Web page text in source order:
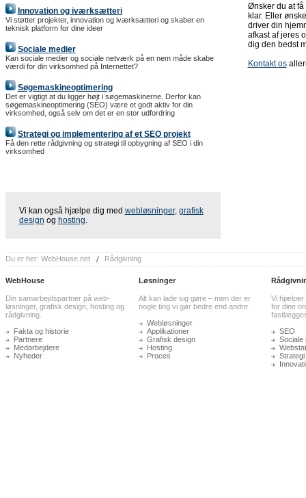
Innovation og iværksætteri
Vi støtter projekter, innovation og iværksætteri og skaber en
teknisk platform for dine ideer
Sociale medier
Kan sociale medier og sociale netværk på en nem måde skabe
værdi for din virksomhed på Internettet?
Søgemaskineoptimering
Det er vigtigt at du ligger højt i søgemaskinerne. Derfor kan
søgemaskineoptimering (SEO) være et godt aktiv for din
virksomhed, også selv om det er en stor udfordring
Strategi og implementering af et SEO projekt
Få den rette rådgivning og strategi til opbygning af SEO i din
virksomhed
Vi kan også hjælpe dig med webløsninger, grafisk
design og hosting.
Ønsker du at
klar. Eller
driver din
afkast af jeres
dig den bedst
Kontakt os
Du er her: WebHouse.net Rådgivning
WebHouse
Din samarbejdspartner på web-
løsninger, grafisk design, hosting og
rådgivning.
Fakta og historie
Partnere
Medarbejdere
Nyheder
Løsninger
Alt kan lade sig gøre – men der er
nogle ting vi gør bedre end andre.
Webløsninger
Applikationer
Grafisk design
Hosting
Proces
Vi hjælper
for dine
SEO
Sociale
Strategi